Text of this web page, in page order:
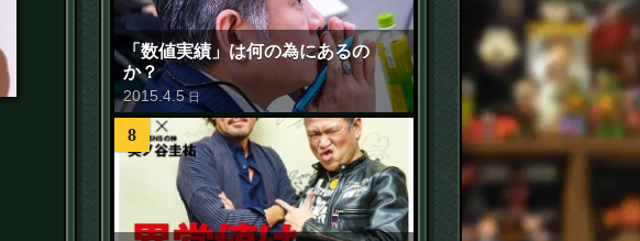
「数値実績」は何の為にあるの
か？
2015 .4.5 日
8